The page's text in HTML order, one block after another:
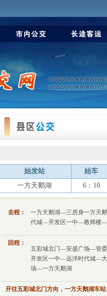
始发站 始车
一方天鹅湖
6：10
去程：
一方天鹅湖—三房身一方天
代城—开发区一中—教师楼
回程：
五彩城北门—安盛广场—管
开发区一中—远洋时代城—
场—一方天鹅湖
开往五彩城北门方向，一方天鹅湖车